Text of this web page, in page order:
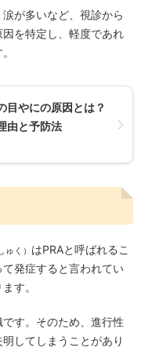
が多いなど、視診から
を特定し、軽度であれ
目やにの原因とは？
由と予防法
ゅく） はPRAと呼ばれるこ
発症すると言われてい
す。
す。そのため、進行性
してしまうことがあり